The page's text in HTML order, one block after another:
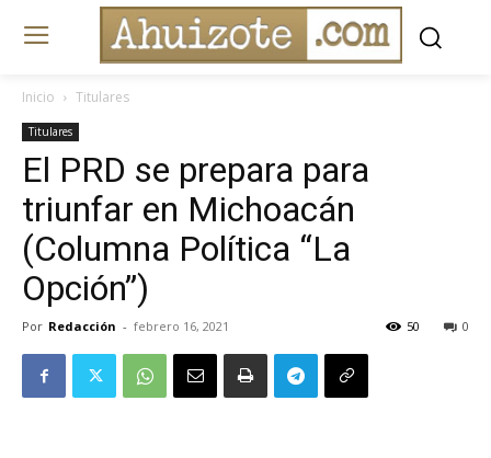
Inicio Titulares
Titulares
El PRD se prepara para
triunfar en Michoacán
(Columna Política “La
Opción”)
Por Redacción - febrero 16, 2021 0
50